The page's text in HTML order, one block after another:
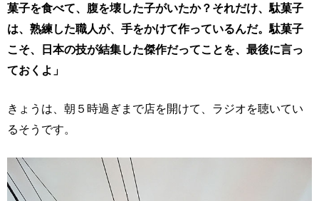
菓子を食べて、腹を壊した子がいたか？それだけ、駄菓子
は、熟練した職人が、手をかけて作っているんだ。駄菓子
こそ、日本の技が結集した傑作だってことを、最後に言っ
ておくよ」
きょうは、朝５時過ぎまで店を開けて、ラジオを聴いてい
るそうです。